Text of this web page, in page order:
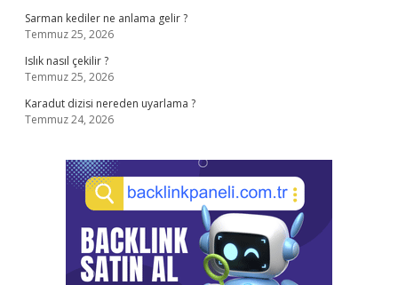
Sarman kediler ne anlama gelir ?
Temmuz 25, 2026
Islık nasıl çekilir ?
Temmuz 25, 2026
Karadut dizisi nereden uyarlama ?
Temmuz 24, 2026